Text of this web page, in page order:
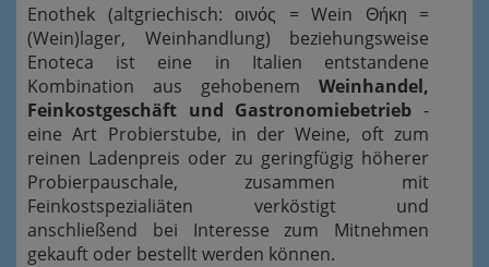
Enothek (altgriechisch: οινός = Wein Θήκη =
(Wein)lager, Weinhandlung) beziehungsweise
Enoteca ist eine in Italien entstandene
Kombination aus gehobenem Weinhandel,
Feinkostgeschäft und Gastronomiebetrieb -
eine Art Probierstube, in der Weine, oft zum
reinen Ladenpreis oder zu geringfügig höherer
Probierpauschale, zusammen mit
Feinkostspezialiäten verköstigt und
anschließend bei Interesse zum Mitnehmen
gekauft oder bestellt werden können.